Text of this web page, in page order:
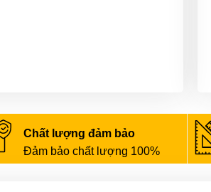
Chất lượng đảm bảo
Đảm bảo chất lượng 100%